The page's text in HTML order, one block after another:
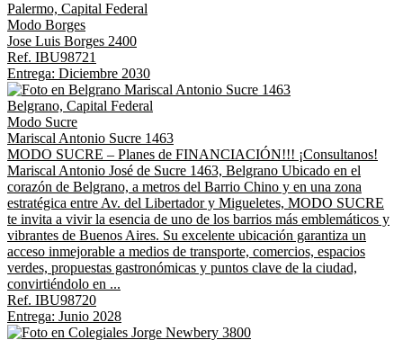
Palermo, Capital Federal
Modo Borges
Jose Luis Borges 2400
Ref. IBU98721
Entrega: Diciembre 2030
Belgrano, Capital Federal
Modo Sucre
Mariscal Antonio Sucre 1463
MODO SUCRE – Planes de FINANCIACIÓN!!! ¡Consultanos!
Mariscal Antonio José de Sucre 1463, Belgrano Ubicado en el
corazón de Belgrano, a metros del Barrio Chino y en una zona
estratégica entre Av. del Libertador y Migueletes, MODO SUCRE
te invita a vivir la esencia de uno de los barrios más emblemáticos y
vibrantes de Buenos Aires. Su excelente ubicación garantiza un
acceso inmejorable a medios de transporte, comercios, espacios
verdes, propuestas gastronómicas y puntos clave de la ciudad,
convirtiéndolo en ...
Ref. IBU98720
Entrega: Junio 2028